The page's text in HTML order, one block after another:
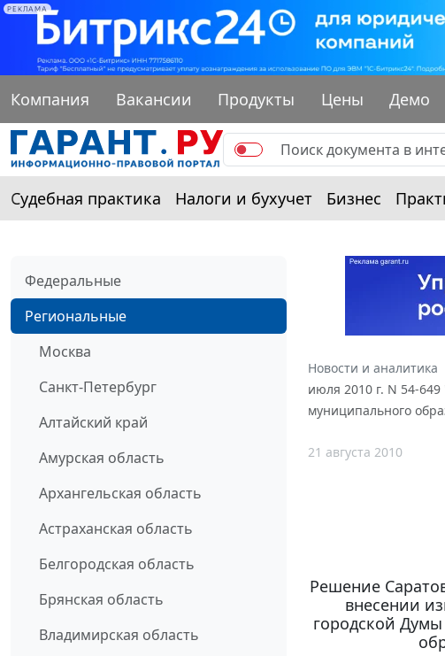
РЕКЛАМА
Компания Вакансии Продукты Цены Демо
Судебная практика Налоги и бухучет Бизнес
Федеральные
Региональные
Москва
Санкт-Петербург
Алтайский край
Амурская область
Архангельская область
Астраханская область
Белгородская область
Брянская область
Владимирская область
Новости и аналитика
июля 2010 г. N 54-
муниципального
21 августа 2010
Решение
внесении
городской